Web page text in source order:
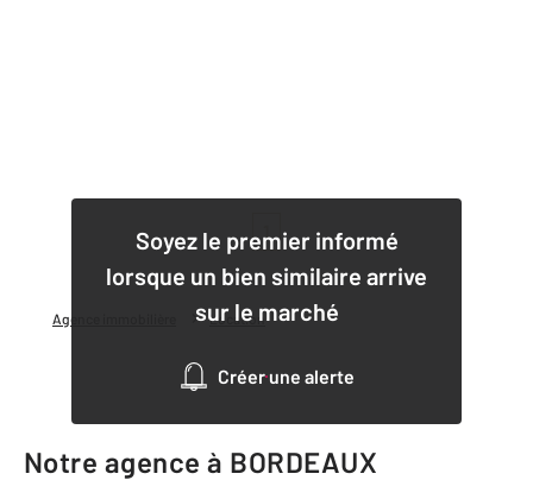
Agence immobilière Location
Soyez le premier informé
lorsque un bien similaire arrive
sur le marché
Créer une alerte
Notre agence à BORDEAUX